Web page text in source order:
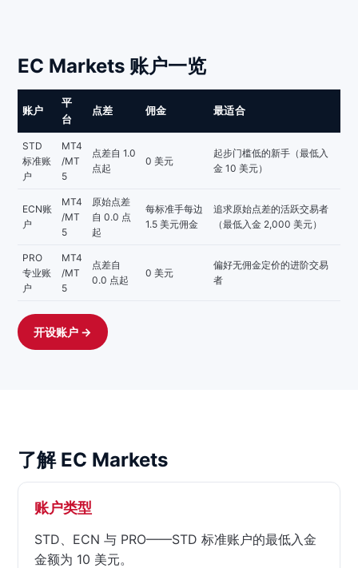
EC Markets 账户一览
账户
平
台
点差 佣金 最适合
STD
标准账
户
MT4
/MT
5
点差自 1.0
点起
0 美元
起步门槛低的新手（最低入
金 10 美元）
ECN账
户
MT4
/MT
5
原始点差
自 0.0 点
起
每标准手每边
1.5 美元佣金
追求原始点差的活跃交易者
（最低入金 2,000 美元）
PRO
专业账
户
MT4
/MT
5
点差自
0.0 点起
0 美元
偏好无佣金定价的进阶交易
者
开设账户 →
了解 EC Markets
账户类型
STD、ECN 与 PRO——STD 标准账户的最低入金
金额为 10 美元。